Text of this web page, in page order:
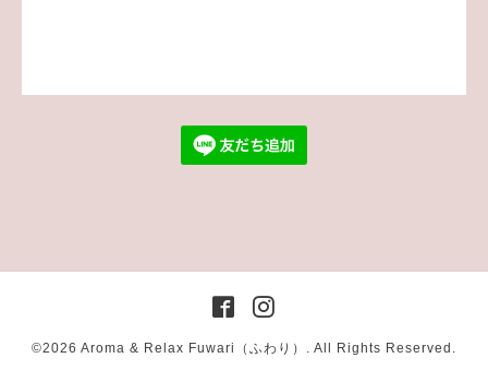
©2026 Aroma & Relax Fuwari（ふわり） . All Rights Reserved.